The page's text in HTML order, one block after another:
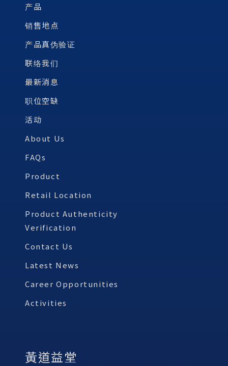
产品
销售地点
产品真伪验证
联络我们
最新消息
职位空缺
活动
About Us
FAQs
Product
Retail Location
Product Authenticity
Verification
Contact Us
Latest News
Career Opportunities
Activities
黃道益堂